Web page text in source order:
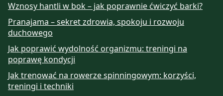
Wznosy hantli w bok – jak poprawnie ćwiczyć barki?
Pranajama – sekret zdrowia, spokoju i rozwoju
duchowego
Jak poprawić wydolność organizmu: treningi na
poprawę kondycji
Jak trenować na rowerze spinningowym: korzyści,
treningi i techniki